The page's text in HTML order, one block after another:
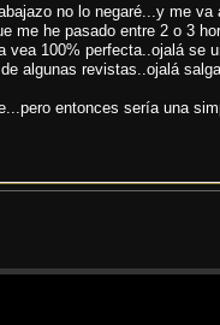
no lo negaré...y me
me he pasado entre 2 o 3
vea 100% perfecta..ojalá
algunas revistas..ojalá
entonces sería una